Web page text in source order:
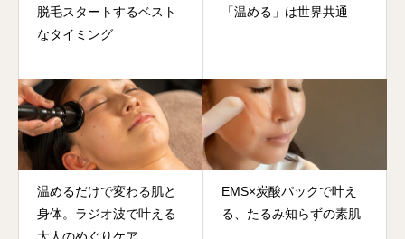
脱毛スタートするベスト
なタイミング
「温める」は世界共通
温めるだけで変わる肌と
身体。ラジオ波で叶える
EMS×炭酸パックで叶え
る、たるみ知らずの素肌